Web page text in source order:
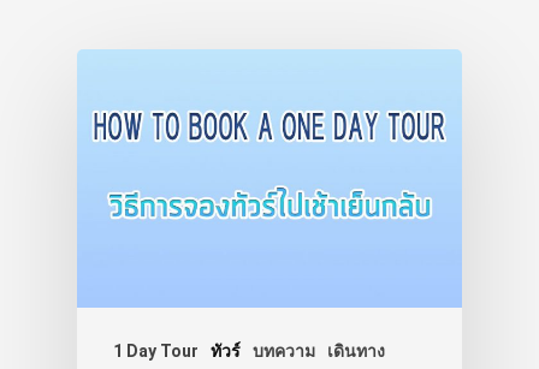
1 Day Tour ทัวร์ บทความ เดินทาง
ภาพประทับใจ